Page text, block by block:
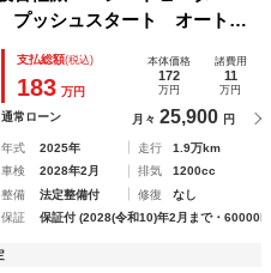
ッシュスタート オートエ
滑り防止機能 衝突安全ボ
支払総額(税込)
183 万円
本体価格
172
万円
諸費用
11
万円
通常ローン 月々 25,900 円
年式 2025年 走行
1.9万km
車検
2028年2月 排気
1200cc
整備
法定整備付 修復
なし
保証
保証付 (2028(令和10)年2月まで・